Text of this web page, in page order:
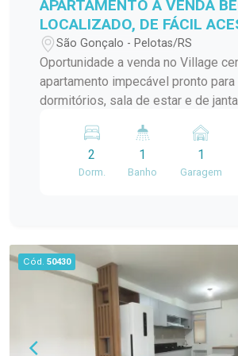
APARTAMENTO A VENDA
LOCALIZADO, DE FÁCIL
VÁRIOS PONTOS DA CIDADE!
São Gonçalo - Pelotas/RS
Oportunidade a venda no Village
apartamento impecável pronto para
dormitórios, sala de estar e de
quem busca praticidade no dia a dia!
2
Dorm.
1
Banho
1
Garagem
Cód. 50430